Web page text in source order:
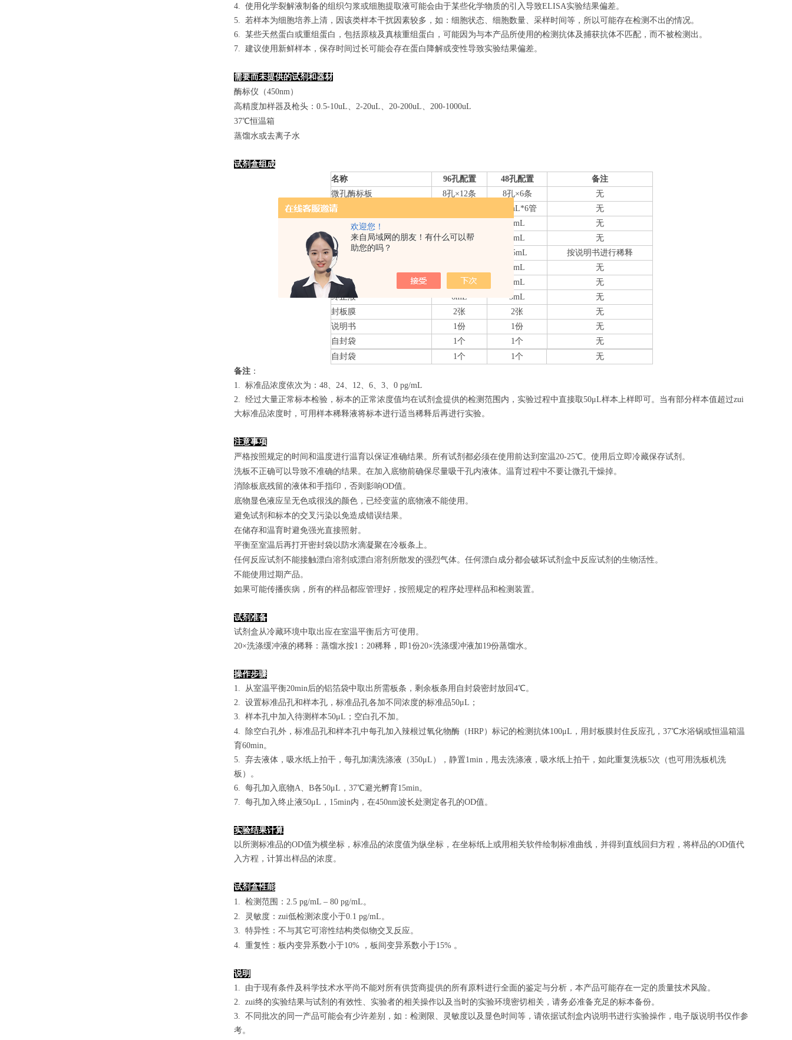
欢迎您！
来自局域网的朋友！有什么可以帮
助您的吗？
4. 使用化学裂解液制备的组织匀浆或细胞提取液可能会由于某些化学物质的引入导致ELISA实验结果偏差。
5. 若样本为细胞培养上清，因该类样本干扰因素较多，如：细胞状态、细胞数量、采样时间等，所以可能存在检测不出的情况。
6. 某些天然蛋白或重组蛋白，包括原核及真核重组蛋白，可能因为与本产品所使用的检测抗体及捕获抗体不匹配，而不被检测出。
7. 建议使用新鲜样本，保存时间过长可能会存在蛋白降解或变性导致实验结果偏差。
需要而未提供的试剂和器材
酶标仪（450nm）
高精度加样器及枪头：0.5-10uL、2-20uL、20-200uL、200-1000uL
37℃恒温箱
蒸馏水或去离子水
试剂盒组成
名称
96孔配置 48孔配置
备注
微孔酶标板
8孔×12条 8孔×6条
无
标准品
mL*6管
无
样本稀释液
3mL
无
检测抗体-HRP
10mL 5mL
无
20×洗涤缓冲液
15mL
按说明书进行稀释
底物A
3mL
无
底物B
6mL 3mL
无
终止液
6mL 3mL
无
封板膜
2张 2张
无
说明书
1份 1份
无
自封袋
1个 1个
无
自封袋
1个 1个
无
备注 ：
1. 标准品浓度依次为：48、24、12、6、3、0 pg/mL
2. 经过大量正常标本检验，标本的正常浓度值均在试剂盒提供的检测范围内，实验过程中直接取50μL样本上样即可。当有部分样本值超过zui
大标准品浓度时，可用样本稀释液将标本进行适当稀释后再进行实验。
注意事项
严格按照规定的时间和温度进行温育以保证准确结果。所有试剂都必须在使用前达到室温20-25℃。使用后立即冷藏保存试剂。
洗板不正确可以导致不准确的结果。在加入底物前确保尽量吸干孔内液体。温育过程中不要让微孔干燥掉。
消除板底残留的液体和手指印，否则影响OD值。
底物显色液应呈无色或很浅的颜色，已经变蓝的底物液不能使用。
避免试剂和标本的交叉污染以免造成错误结果。
在储存和温育时避免强光直接照射。
平衡至室温后再打开密封袋以防水滴凝聚在冷板条上。
任何反应试剂不能接触漂白溶剂或漂白溶剂所散发的强烈气体。任何漂白成分都会破坏试剂盒中反应试剂的生物活性。
不能使用过期产品。
如果可能传播疾病，所有的样品都应管理好，按照规定的程序处理样品和检测装置。
试剂准备
试剂盒从冷藏环境中取出应在室温平衡后方可使用。
20×洗涤缓冲液的稀释：蒸馏水按1：20稀释，即1份20×洗涤缓冲液加19份蒸馏水。
操作步骤
1. 从室温平衡20min后的铝箔袋中取出所需板条，剩余板条用自封袋密封放回4℃。
2. 设置标准品孔和样本孔，标准品孔各加不同浓度的标准品50μL；
3. 样本孔中 加 入待测样本50μL；空白孔不加。
4.
除空白孔外，标准品孔和样本孔中每孔加入辣根过氧化物酶（HRP）标记的检测抗体100μL，用封板膜封住反应孔，37℃水浴锅或恒温箱温
育60min。
5. 弃去液体，吸水纸上拍干，每孔加满洗涤液 （350μL ）
，静置1min，甩去洗涤液，吸水纸上拍干，如此重复洗板5次（也可用洗板机洗
板）。
6. 每孔加入底物A、B各50μL，37℃避光孵育15min。
7. 每孔加入终止液50μL，15min内，在450nm波长处测定各孔的OD值。
实验结果计算
以所测标准品的OD值为横坐标， 标准品的浓度值为纵坐标，在坐标纸上或用相关软件绘制 标准曲线 ，并得到 直线回归方程 ， 将样品的OD值代
入方程，计算出样品的浓度。
试剂盒性能
1. 检测范围 ： 2.5 pg/mL – 80 pg/mL。
2. 灵敏度：zui低检测浓度小于0.1 pg/mL。
3. 特异性：不与其它可溶性结构类似物交叉反应。
4. 重复性：板内变异系数小于10% ， 板间变异系数小于15% 。
说明
1. 由于现有条件及科学技术水平尚不能对所有供货商提供的所有原料进行全面的鉴定与分析，本产品可能存在一定的质量技术风险。
2. zui终的实验结果与试剂的有效性、实验者的相关操作以及当时的实验环境密切相关，请务必准备充足的标本备份。
3. 不同批次的同一产品可能会有少许差别，如：检测限、灵敏度以及显色时间等，请依据试剂盒内说明书进行实验操作，电子版说明书仅作参
考。